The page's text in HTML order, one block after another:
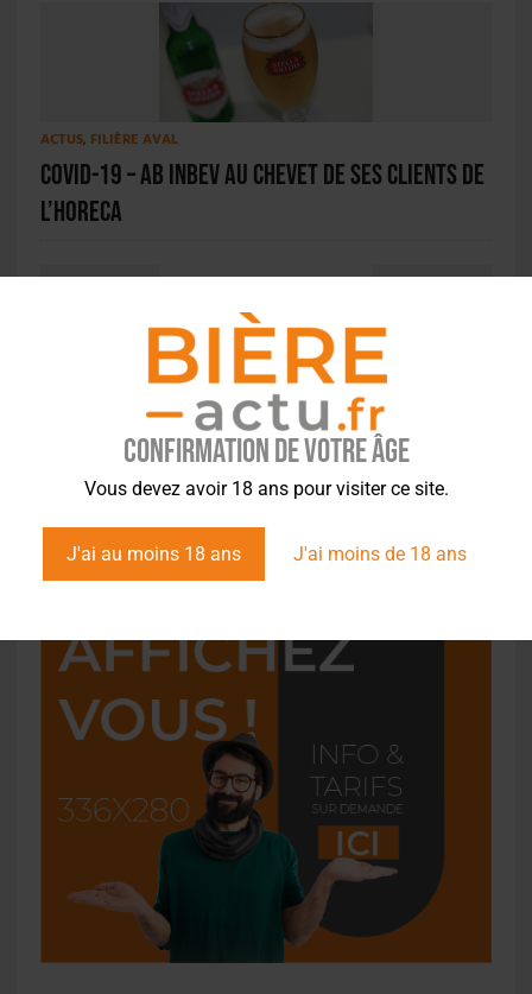
Confirmation de votre âge
Vous devez avoir 18 ans pour visiter ce site.
J'ai au moins 18 ans J'ai moins de 18 ans
ACTUS, FILIÈRE AVAL
Covid-19 – AB InBev au chevet de ses clients de
l’HoReCa
Covid-19 – Le SNBi fait front commun avec les
cidriers et les vignerons